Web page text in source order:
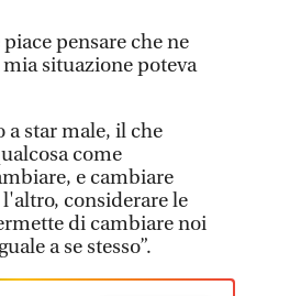
pensare che ne
situazione poteva
star male, il che
come
e cambiare
considerare le
di cambiare noi
a se stesso”.